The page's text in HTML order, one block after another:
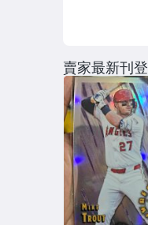
賣家最新刊登